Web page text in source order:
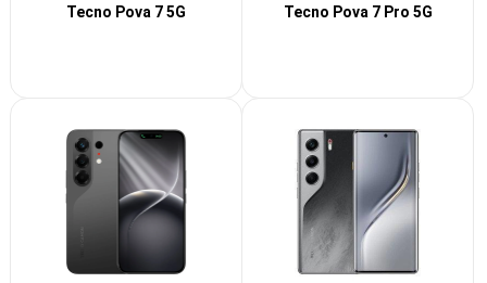
Tecno Pova 7 5G Tecno Pova 7 Pro 5G